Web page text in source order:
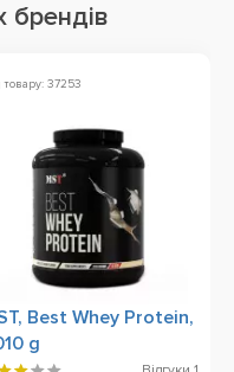
брендів
товару: 37253
Best Whey Protein,
g